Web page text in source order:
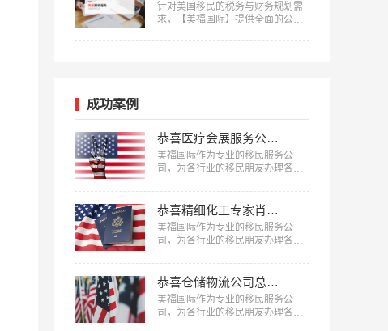
针对美国移民的税务与财务规划需
求，【美福国际】提供全面的公司
成功案例
恭喜医疗会展服务公司企业主蔡先生获批美国L1签证！
美福国际作为专业的移民服务公
司，为各行业的移民朋友办理各种
下面就为大家分享医疗会展服务公
司企业主蔡先生获批美国L1签证成
功案例。…
恭喜精细化工专家肖先生获批美国EB-1A移民！
美福国际作为专业的移民服务公
司，为各行业的移民朋友办理各种
为大家分享精细化工专家肖先生获
批美国EB-1A移民成功案例。…
恭喜仓储物流公司总监陈先生获批美国L1签证！
美福国际作为专业的移民服务公
司，为各行业的移民朋友办理各种